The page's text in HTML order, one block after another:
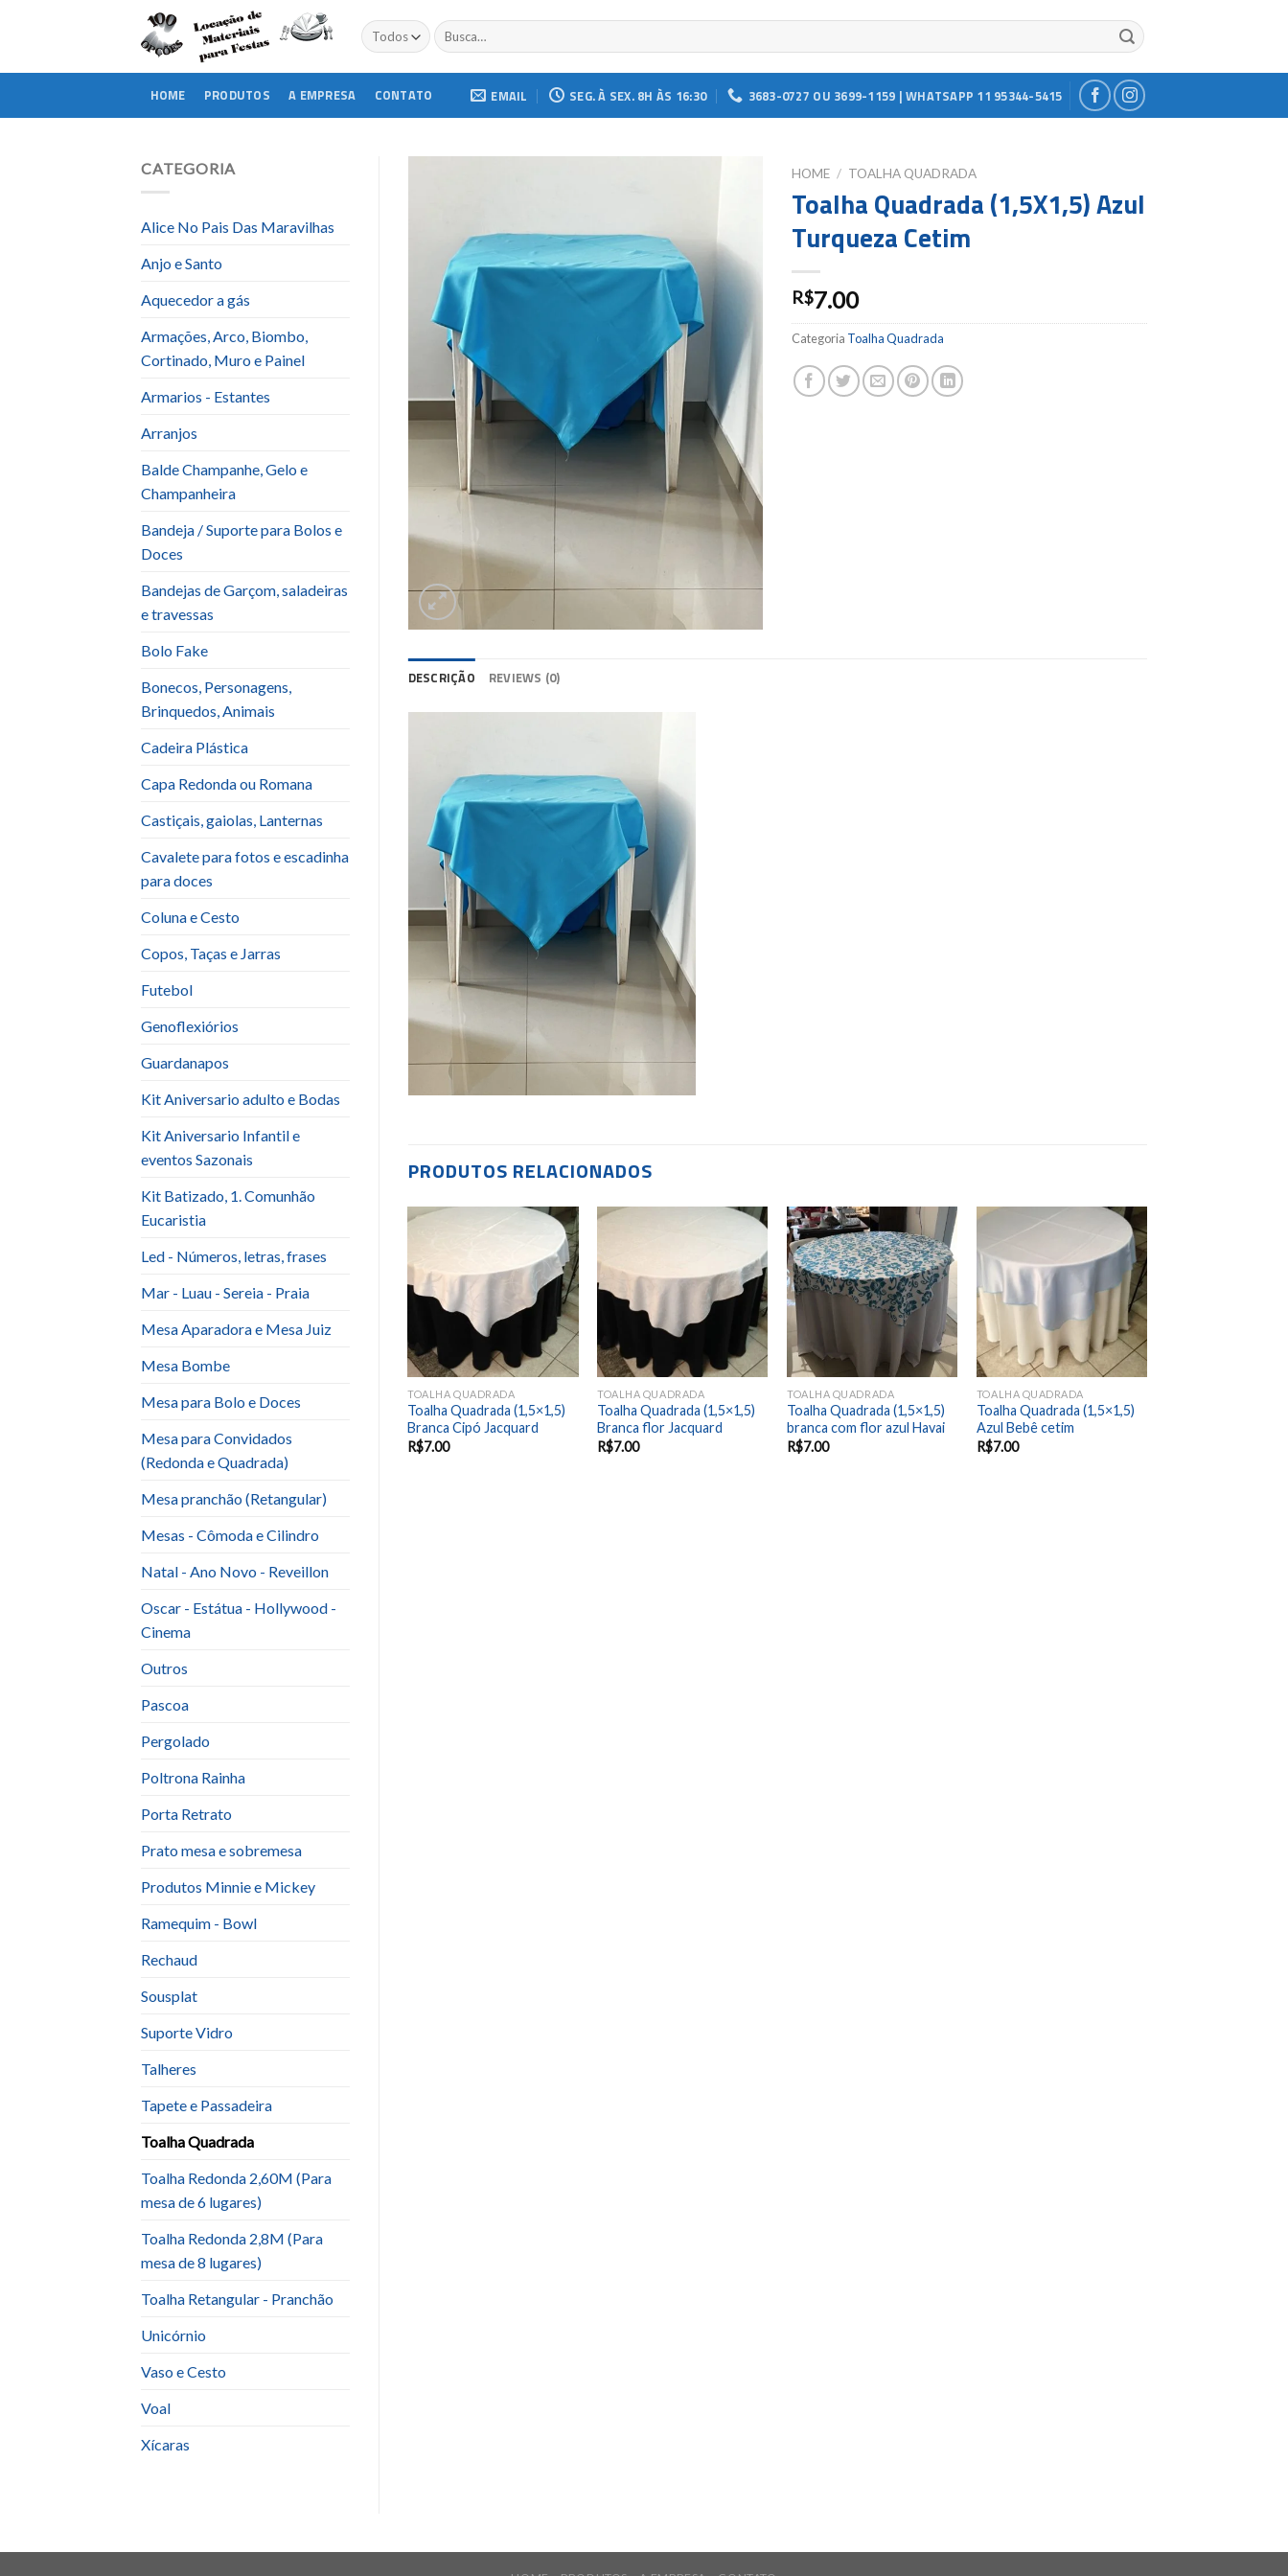
Buscar
por:
HOME PRODUTOS A EMPRESA CONTATO EMAIL SEG. À SEX. 8H ÀS 16:30 3683-0727 OU 3699-1159 | WHATSAPP 11 95344-5415
CATEGORIA
Alice No Pais Das Maravilhas
Anjo e Santo
Aquecedor a gás
Armações, Arco, Biombo,
Cortinado, Muro e Painel
Armarios - Estantes
Arranjos
Balde Champanhe, Gelo e
Champanheira
Bandeja / Suporte para Bolos e
Doces
Bandejas de Garçom, saladeiras
e travessas
Bolo Fake
Bonecos, Personagens,
Brinquedos, Animais
Cadeira Plástica
Capa Redonda ou Romana
Castiçais, gaiolas, Lanternas
Cavalete para fotos e escadinha
para doces
Coluna e Cesto
Copos, Taças e Jarras
Futebol
Genoflexiórios
Guardanapos
Kit Aniversario adulto e Bodas
Kit Aniversario Infantil e
eventos Sazonais
Kit Batizado, 1. Comunhão
Eucaristia
Led - Números, letras, frases
Mar - Luau - Sereia - Praia
Mesa Aparadora e Mesa Juiz
Mesa Bombe
Mesa para Bolo e Doces
Mesa para Convidados
(Redonda e Quadrada)
Mesa pranchão (Retangular)
Mesas - Cômoda e Cilindro
Natal - Ano Novo - Reveillon
Oscar - Estátua - Hollywood -
Cinema
Outros
Pascoa
Pergolado
Poltrona Rainha
Porta Retrato
Prato mesa e sobremesa
Produtos Minnie e Mickey
Ramequim - Bowl
Rechaud
Sousplat
Suporte Vidro
Talheres
Tapete e Passadeira
Toalha Quadrada
Toalha Redonda 2,60M (Para
mesa de 6 lugares)
Toalha Redonda 2,8M (Para
mesa de 8 lugares)
Toalha Retangular - Pranchão
Unicórnio
Vaso e Cesto
Voal
Xícaras
HOME / TOALHA QUADRADA
Toalha Quadrada (1,5X1,5) Azul
Turqueza Cetim
R$7.00
Categoria Toalha Quadrada
DESCRIÇÃO REVIEWS (0)
PRODUTOS RELACIONADOS
Add to
wishlist
TOALHA QUADRADA
Toalha Quadrada (1,5×1,5)
Branca Cipó Jacquard
R$7.00
wishlist
TOALHA QUADRADA
Toalha Quadrada (1,5×1,5)
Branca flor Jacquard
R$7.00
Add to
wishlist
TOALHA QUADRADA
Toalha Quadrada (1,5×1,5)
branca com flor azul Havai
R$7.00
Add to
wishlist
TOALHA QUADRADA
Toalha Quadrada (1,5×1,5)
Azul Bebê cetim
R$7.00
Add to
Toalha Quadrada (1,5×1,5)
Toalha Quadrada (1,5X1,5)
R$7.00